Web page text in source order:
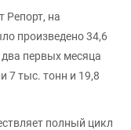
Репорт, на
произведено 34,6
первых месяца
7 тыс. тонн и 19,8
полный цикл